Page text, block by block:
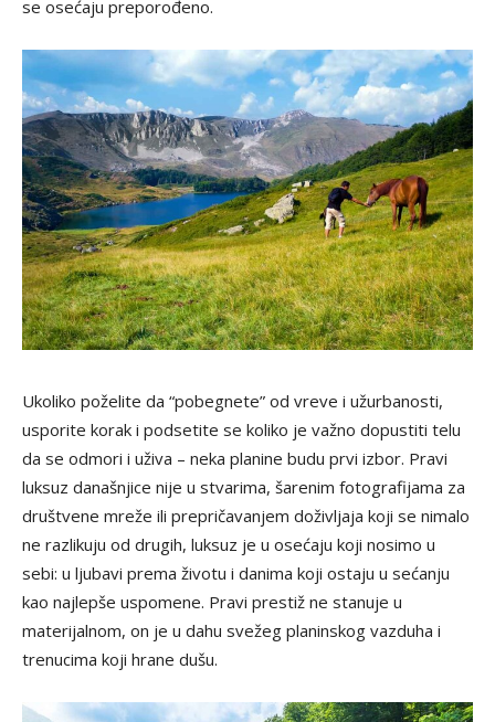
se osećaju preporođeno.
Ukoliko poželite da “pobegnete” od vreve i užurbanosti,
usporite korak i podsetite se koliko je važno dopustiti telu
da se odmori i uživa – neka planine budu prvi izbor. Pravi
luksuz današnjice nije u stvarima, šarenim fotografijama za
društvene mreže ili prepričavanjem doživljaja koji se nimalo
ne razlikuju od drugih, luksuz je u osećaju koji nosimo u
sebi: u ljubavi prema životu i danima koji ostaju u sećanju
kao najlepše uspomene. Pravi prestiž ne stanuje u
materijalnom, on je u dahu svežeg planinskog vazduha i
trenucima koji hrane dušu.